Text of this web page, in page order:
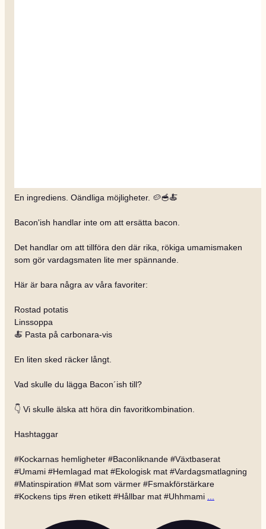
En ingrediens. Oändliga möjligheter. 🥔🥣🍝
Bacon'ish handlar inte om att ersätta bacon.
Det handlar om att tillföra den där rika, rökiga umamismaken
som gör vardagsmaten lite mer spännande.
Här är bara några av våra favoriter:
Rostad potatis
Linssoppa
🍝 Pasta på carbonara-vis
En liten sked räcker långt.
Vad skulle du lägga Bacon´ish till?
👇 Vi skulle älska att höra din favoritkombination.
Hashtaggar
#Kockarnas hemligheter #Baconliknande #Växtbaserat
#Umami #Hemlagad mat #Ekologisk mat #Vardagsmatlagning
#Matinspiration #Mat som värmer #Fsmakförstärkare
#Kockens tips #ren etikett #Hållbar mat #Uhhmami